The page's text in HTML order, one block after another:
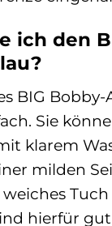
ich den
BIG Bobby-
Sie
klarem
milden
weiches
hierfür